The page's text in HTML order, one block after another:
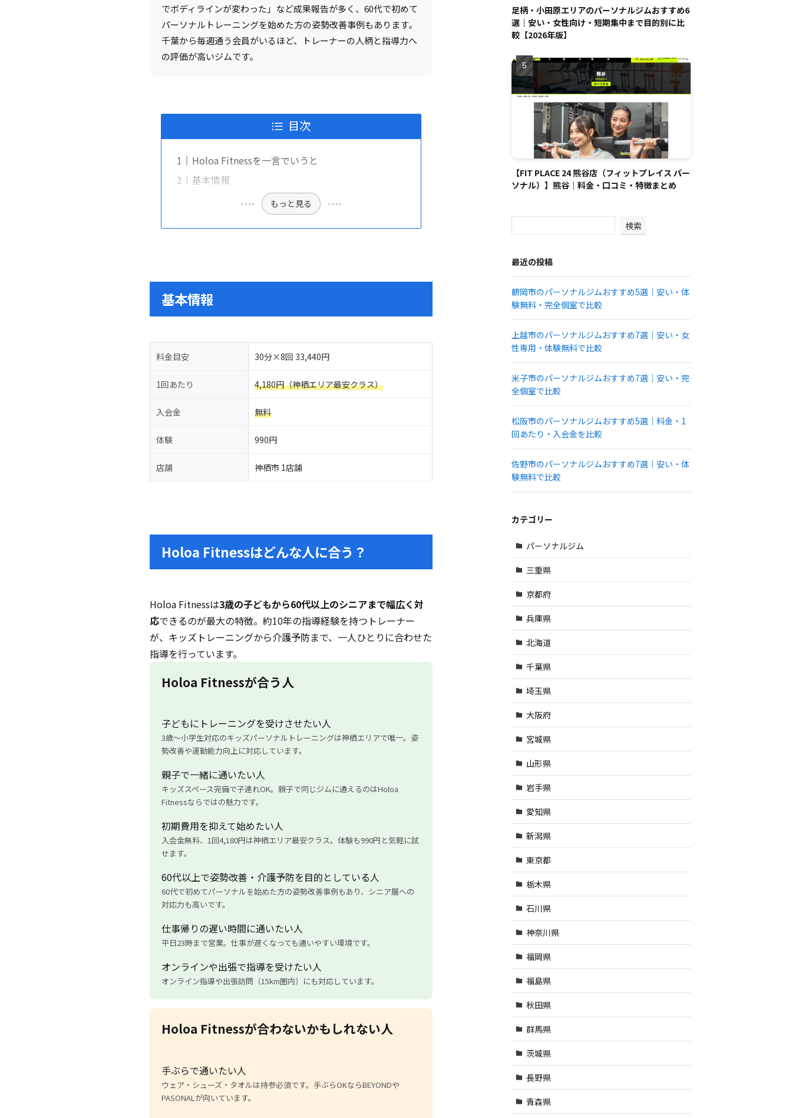
でボディラインが変わった」など成果報告が多く、60代で初めて
パーソナルトレーニングを始めた方の姿勢改善事例もあります。
千葉から毎週通う会員がいるほど、トレーナーの人柄と指導力へ
の評価が高いジムです。
目次
Holoa Fitnessを一言でいうと
基本情報
もっと見る
基本情報
料金目安 30分×8回 33,440円
1回あたり 4,180円（神栖エリア最安クラス）
入会金 無料
体験 990円
店舗 神栖市 1店舗
Holoa Fitnessはどんな人に合う？
Holoa Fitnessは3歳の子どもから60代以上のシニアまで幅広く対
応できるのが最大の特徴。約10年の指導経験を持つトレーナー
が、キッズトレーニングから介護予防まで、一人ひとりに合わせた
指導を行っています。
Holoa Fitnessが合う人
子どもにトレーニングを受けさせたい人
3歳〜小学生対応のキッズパーソナルトレーニングは神栖エリアで唯一。姿
勢改善や運動能力向上に対応しています。
親子で一緒に通いたい人
キッズスペース完備で子連れOK。親子で同じジムに通えるのはHoloa
Fitnessならではの魅力です。
初期費用を抑えて始めたい人
入会金無料、1回4,180円は神栖エリア最安クラス。体験も990円と気軽に試
せます。
60代以上で姿勢改善・介護予防を目的としている人
60代で初めてパーソナルを始めた方の姿勢改善事例もあり、シニア層への
対応力も高いです。
仕事帰りの遅い時間に通いたい人
平日23時まで営業。仕事が遅くなっても通いやすい環境です。
オンラインや出張で指導を受けたい人
オンライン指導や出張訪問（15km圏内）にも対応しています。
Holoa Fitnessが合わないかもしれない人
手ぶらで通いたい人
ウェア・シューズ・タオルは持参必須です。手ぶらOKならBEYONDや
PASONALが向いています。
足柄・小田原エリアのパーソナルジムおすすめ6
選｜安い・女性向け・短期集中まで目的別に比
較【2026年版】
【FIT PLACE 24 熊谷店（フィットプレイス パー
ソナル）】熊谷｜料金・口コミ・特徴まとめ
検索
最近の投稿
鶴岡市のパーソナルジムおすすめ5選｜安い・体
験無料・完全個室で比較
上越市のパーソナルジムおすすめ7選｜安い・女
性専用・体験無料で比較
米子市のパーソナルジムおすすめ7選｜安い・完
全個室で比較
松阪市のパーソナルジムおすすめ5選｜料金・1
回あたり・入会金を比較
佐野市のパーソナルジムおすすめ7選｜安い・体
験無料で比較
カテゴリー
パーソナルジム
三重県
京都府
兵庫県
北海道
千葉県
埼玉県
大阪府
宮城県
山形県
岩手県
愛知県
新潟県
東京都
栃木県
石川県
神奈川県
福岡県
福島県
秋田県
群馬県
茨城県
長野県
青森県